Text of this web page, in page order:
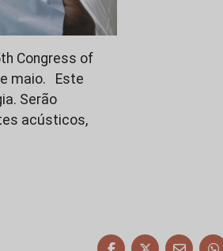
Congress of
maio. Este
Serão
acústicos,